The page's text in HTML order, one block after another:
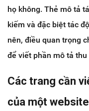
họ không. Thẻ mô tả
kiếm và đặc biệt tác
nên, điều quan trọng
để viết phần mô tả
Các trang cần
của một